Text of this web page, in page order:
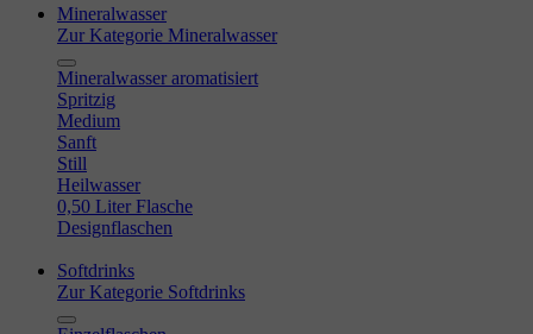
Mineralwasser
Zur Kategorie Mineralwasser
Mineralwasser aromatisiert
Spritzig
Medium
Sanft
Still
Heilwasser
0,50 Liter Flasche
Designflaschen
Softdrinks
Zur Kategorie Softdrinks